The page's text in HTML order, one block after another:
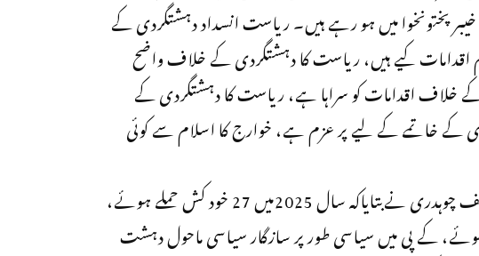
خیبر پختونخوا میں ہو رہے ہیں۔ ریاست انسداد دہشتگردی کے
کیے ہیں، ریاست کا دہشتگردی کے خلاف واضح
اقدامات کو سراہا ہے، ریاست کا دہشتگردی کے
کے لیے پر عزم ہے، خوارج کا اسلام سے کوئی
ڈی جی آئی ایس پی آر لیفٹیننٹ جنرل احمد شریف چوہدری نےبتایاکہ سال 2025میں 27 خود کش حملے ہوئے،
گردانہ حملے ہوئے، کے پی میں سیاسی طور پر سازگار سیاسی ماحول دہشت